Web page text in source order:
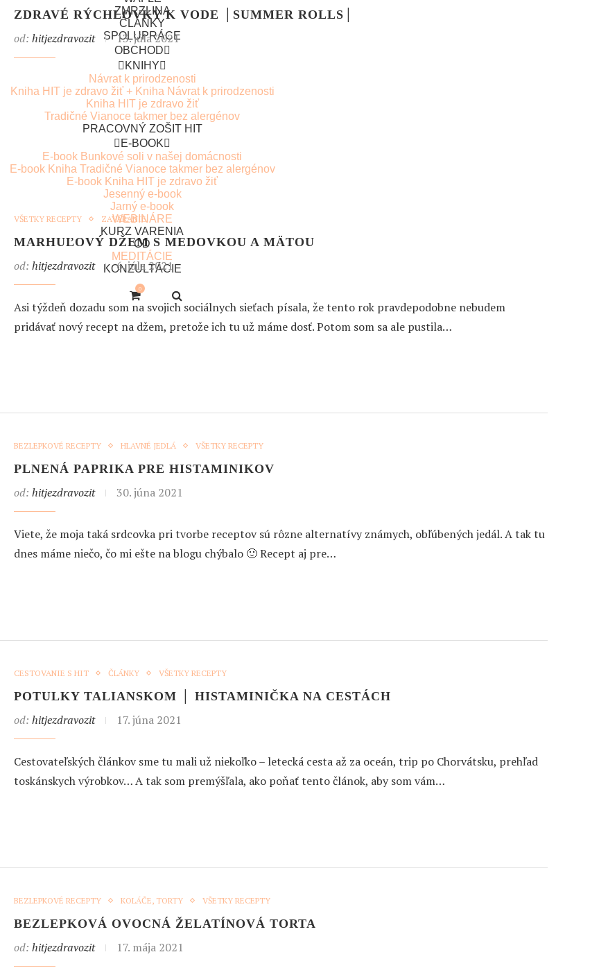
ZMRZLINA
ČLÁNKY
SPOLUPRÁCE
OBCHOD
KNIHY
Návrat k prirodzenosti
Kniha HIT je zdravo žiť + Kniha Návrat k prirodzenosti
Kniha HIT je zdravo žiť
Tradičné Vianoce takmer bez alergénov
PRACOVNÝ ZOŠIT HIT
E-BOOK
E-book Bunkové soli v našej domácnosti
E-book Kniha Tradičné Vianoce takmer bez alergénov
E-book Kniha HIT je zdravo žiť
Jesenný e-book
Jarný e-book
WEBINÁRE
KURZ VARENIA
CD
MEDITÁCIE
KONZULTÁCIE
0
ZDRAVÉ RÝCHLOVKY K VODE │SUMMER ROLLS│
od: hitjezdravozit 13. júla 2021
Mnohokrát sa ma histaminici pýtajú, čo si robievam so sebou, ak idem napríklad k vode, na výlet, ak si
chcem urobiť piknik v prírode alebo keď cestujem. Myslím si, že…
VŠETKY RECEPTY ZAVÁRANIE
MARHUĽOVÝ DŽEM S MEDOVKOU A MÄTOU
od: hitjezdravozit 6. júla 2021
Asi týždeň dozadu som na svojich sociálnych sieťach písala, že tento rok pravdepodobne nebudem
pridávať nový recept na džem, pretože ich tu už máme dosť. Potom som sa ale pustila…
BEZLEPKOVÉ RECEPTY HLAVNÉ JEDLÁ VŠETKY RECEPTY
PLNENÁ PAPRIKA PRE HISTAMINIKOV
od: hitjezdravozit 30. júna 2021
Viete, že moja taká srdcovka pri tvorbe receptov sú rôzne alternatívy známych, obľúbených jedál. A tak tu
dnes máme niečo, čo mi ešte na blogu chýbalo 🙂 Recept aj pre…
CESTOVANIE S HIT ČLÁNKY VŠETKY RECEPTY
POTULKY TALIANSKOM │ HISTAMINIČKA NA CESTÁCH
od: hitjezdravozit 17. júna 2021
Cestovateľských článkov sme tu mali už niekoľko – letecká cesta až za oceán, trip po Chorvátsku, prehľad
toskánskych výrobkov… A tak som premýšľala, ako poňať tento článok, aby som vám…
BEZLEPKOVÉ RECEPTY KOLÁČE, TORTY VŠETKY RECEPTY
BEZLEPKOVÁ OVOCNÁ ŽELATÍNOVÁ TORTA
od: hitjezdravozit 17. mája 2021